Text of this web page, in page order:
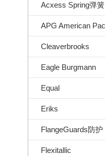
Acxess Spring弹簧
Cleaverbrooks
Eagle Burgmann
Equal
Eriks
FlangeGuards防护
Flexitallic